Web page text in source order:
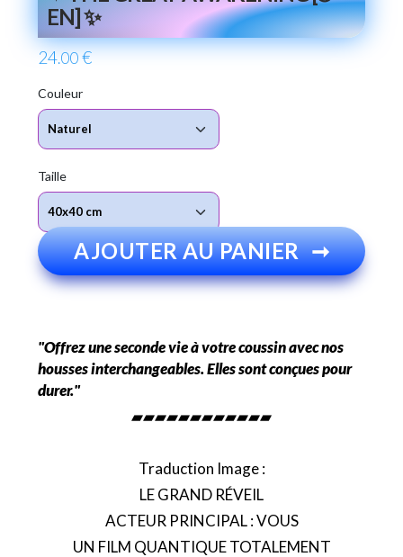
EN] ✨
24.00 €
Couleur
Taille
AJOUTER AU PANIER ➞
"Offrez une seconde vie à votre coussin avec nos
housses interchangeables. Elles sont conçues pour
durer."
▰▰▰▰▰▰▰▰▰▰▰▰
Traduction Image :
LE GRAND RÉVEIL
ACTEUR PRINCIPAL : VOUS
UN FILM QUANTIQUE TOTALEMENT